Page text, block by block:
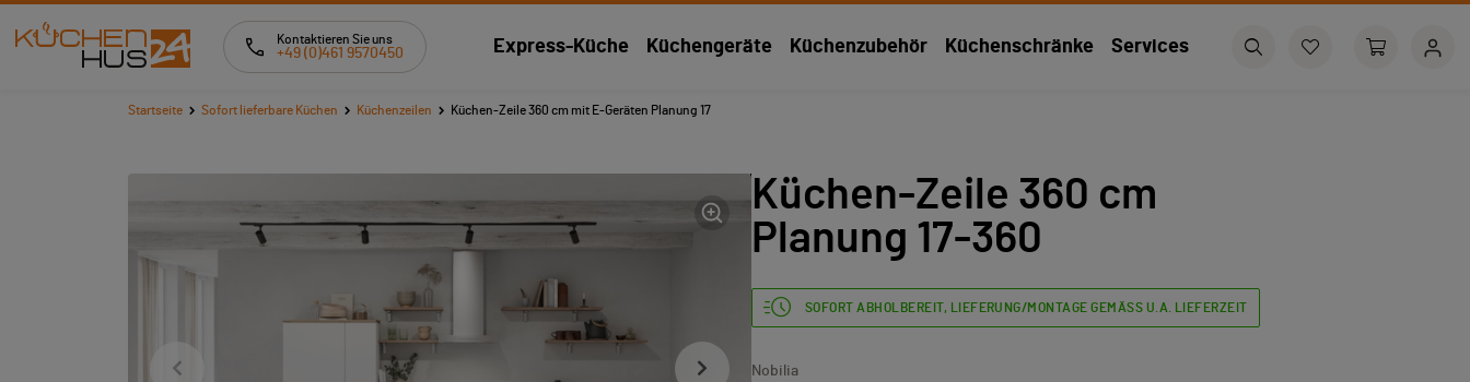
Kontaktieren Sie uns
+49 (0)461 9570450 Express-Küche Küchengeräte Küchenzubehör Küchenschränke Services
Startseite Sofort lieferbare Küchen Küchenzeilen Küchen-Zeile 360 cm mit E-Geräten Planung 17
Küchen-Zeile 360 cm
Planung 17-360
SOFORT ABHOLBEREIT, LIEFERUNG/MONTAGE GEMÄSS U.A. LIEFERZEIT
Nobilia